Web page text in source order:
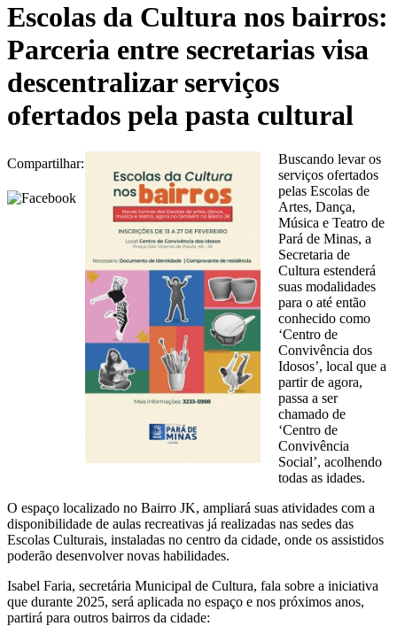
Escolas da Cultura nos bairros:
Parceria entre secretarias visa
descentralizar serviços
ofertados pela pasta cultural
Compartilhar:
Buscando levar os
serviços ofertados
pelas Escolas de
Artes, Dança,
Música e Teatro de
Pará de Minas, a
Secretaria de
Cultura estenderá
suas modalidades
para o até então
conhecido como
‘Centro de
Convivência dos
Idosos’, local que a
partir de agora,
passa a ser
chamado de
‘Centro de
Convivência
Social’, acolhendo
todas as idades.
O espaço localizado no Bairro JK, ampliará suas atividades com a
disponibilidade de aulas recreativas já realizadas nas sedes das
Escolas Culturais, instaladas no centro da cidade, onde os assistidos
poderão desenvolver novas habilidades.
Isabel Faria, secretária Municipal de Cultura, fala sobre a iniciativa
que durante 2025, será aplicada no espaço e nos próximos anos,
partirá para outros bairros da cidade: